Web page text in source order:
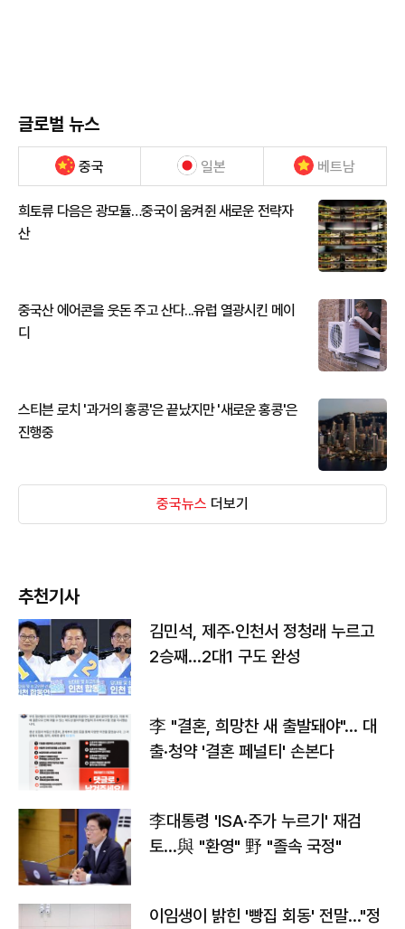
글로벌 뉴스
중국 일본 베트남
희토류 다음은 광모듈…중국이 움켜쥔 새로운 전략자
산
중국산 에어콘을 웃돈 주고 산다...유럽 열광시킨 메이
디
스티븐 로치 '과거의 홍콩'은 끝났지만 '새로운 홍콩'은
진행중
중국뉴스 더보기
추천기사
김민석, 제주·인천서 정청래 누르고
2승째…2대1 구도 완성
李 "결혼, 희망찬 새 출발돼야"… 대
출·청약 '결혼 페널티' 손본다
李대통령 'ISA·주가 누르기' 재검
토…與 "환영" 野 "졸속 국정"
이임생이 밝힌 '빵집 회동' 전말…"정